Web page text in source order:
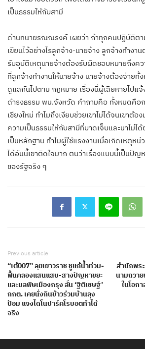
เป็นธรรมให้กับสามี
ด้านทนายรณณรงค์ เผยว่า ถ้าทุกคนปฏิบัติต
เขียนไว้อย่างไรลูกจ้าง-นายจ้าง ลูกจ้างทำงา
รับอุบัติเหตุนายจ้างต้องรับผิดชอบหมายถึงค
ที่ลูกจ้างทำงานให้นายจ้าง นายจ้างต้องจ่าย
ดูแลกันไปตาม กฎหมาย เรื่องนี้ผู้เสียหายไปแ
ดำรงธรรม พม.จังหวัด คำถามคือ ทั้งหมดคือ
เชียงใหม่ ทำไมถึงเงียบช่วยเขาไม่ได้จนเขาต้อ
ความเป็นธรรมให้กับสามีที่บาดเจ็บและมาไม่ไ
เป็นหลักฐาน ทำไมผู้ใช้แรงงานเมื่อเกิดเหตุหน่
ได้อันนี้เขาติดใจมาก ตนว่าเรื่องแบบนี้เป็นปัญ
ของรัฐจริง ๆ
Previous article
“เต้007” ลุยเยาวราช ชูแก้น้ำท่วม-
ฟื้นคลองแสนแสบ-สางปัญหาขยะ
และมลพิษเมืองกรุง ลั่น ‘ฐิติเชษฐ์’
กกต. เคยนั่งกินข้าวร่วมบ้านลุง
ป้อม แจงไดโนปาร์คโรบอตทำได้
จริง
สำนักพร
นามถวาย
ในโอก